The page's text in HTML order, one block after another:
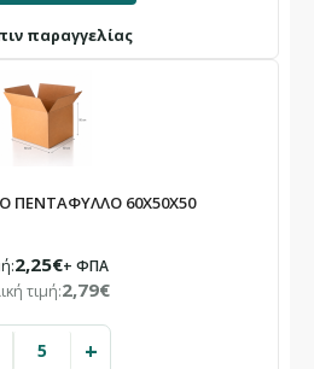
παραγγελίας
ΠΕΝΤΑΦΥΛΛΟ 60X50X50
2,25€+ ΦΠΑ
τιμή:2,79€
+